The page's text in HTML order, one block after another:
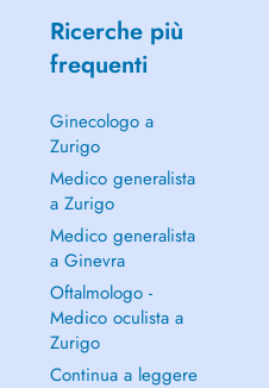
Ricerche più
frequenti
Ginecologo a
Zurigo
Medico generalista
a Zurigo
Medico generalista
a Ginevra
Oftalmologo -
Medico oculista a
Zurigo
Continua a leggere